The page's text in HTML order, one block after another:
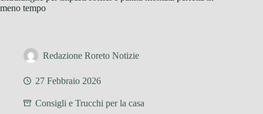
meno tempo
Redazione Roreto Notizie
27 Febbraio 2026
Consigli e Trucchi per la casa